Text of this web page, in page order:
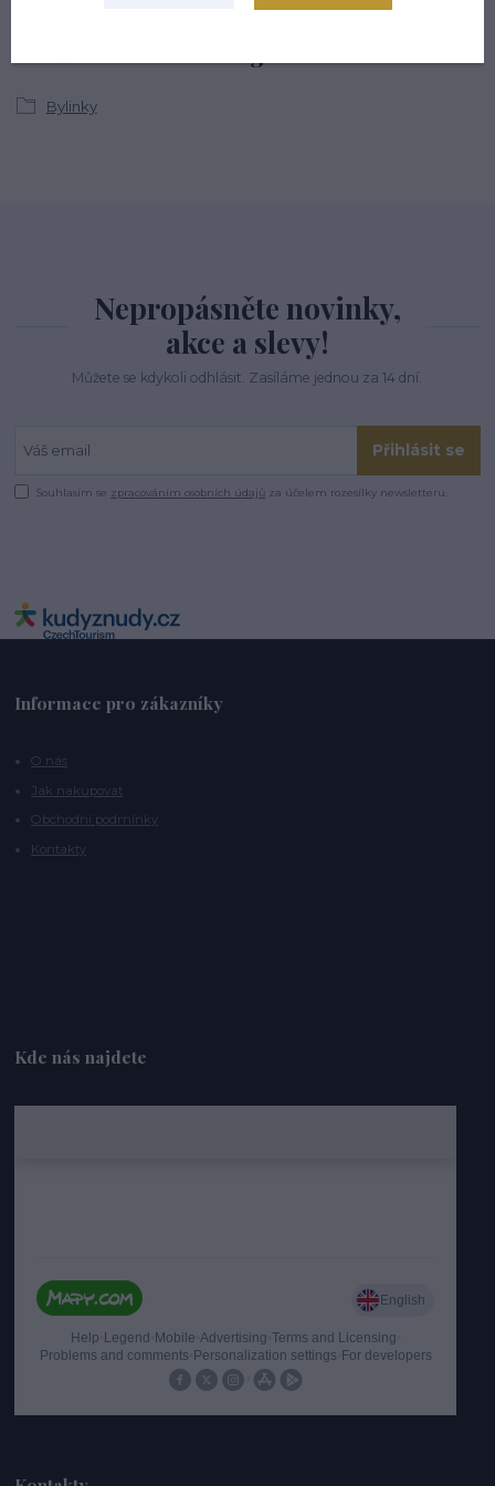
Bylinky
Nepropásněte novinky,
akce a slevy!
Můžete se kdykoli odhlásit. Zasíláme jednou za 14 dní.
Přihlásit se
Souhlasím se zpracováním osobních údajů za účelem rozesílky newsletteru.
Informace pro zákazníky
O nás
Jak nakupovat
Obchodní podmínky
Kontakty
Kde nás najdete